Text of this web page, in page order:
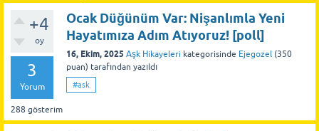
+4
oy
3
Yorum
288 gösterim
Ocak Düğünüm Var: Nişanlımla Yeni
Hayatımıza Adım Atıyoruz! [poll]
16, Ekim, 2025 Aşk Hikayeleri kategorisinde Ejegozel (350
puan) tarafından yazıldı
#ask